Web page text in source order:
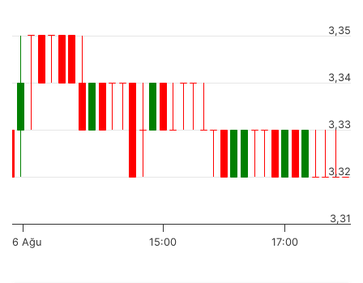
6 Ağu 15:00 17:00
3,31
3,32
3,33
3,34
3,35